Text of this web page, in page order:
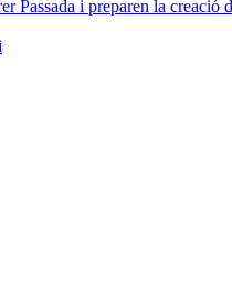
Passada i preparen la creació